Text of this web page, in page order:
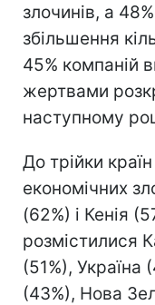
злочинів, а
збільшення
45% компаній
жертвами
наступному
До трійки
економічних
(62%) і Кенія
розмістилися
(51%), Україна
(43%), Нова